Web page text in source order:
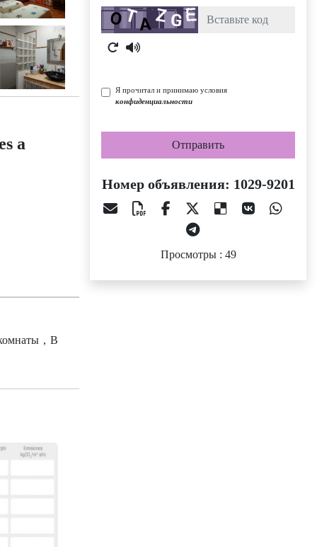
a
, В
Captcha
Я прочитал и принимаю условия
конфиденциальности
Отправить
Номер объявления: 1029-9201
Просмотры : 49